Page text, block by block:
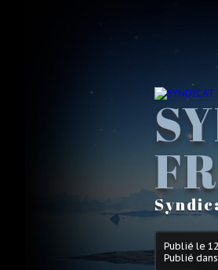
Publié le
Publié